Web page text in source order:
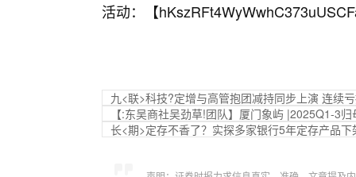
活动：【
九<联>科技?定增与高管抱团减持同步上演 连续
【:东吴商社吴劲草!团队】厦门象屿 |2025Q1-3
长<期>定存不香了？实探多家银行5年定存产品